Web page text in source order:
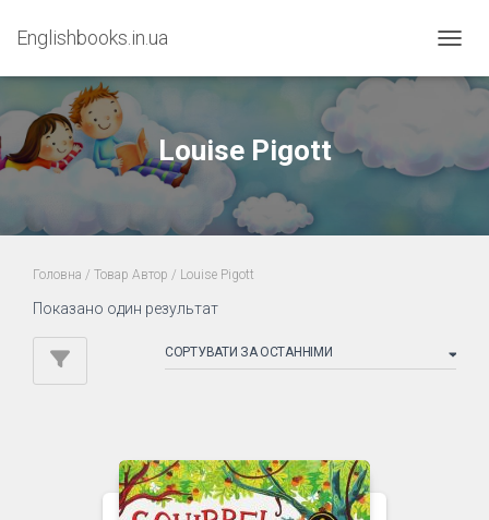
Englishbooks.in.ua
Louise Pigott
Головна / Товар Автор / Louise Pigott
Показано один результат